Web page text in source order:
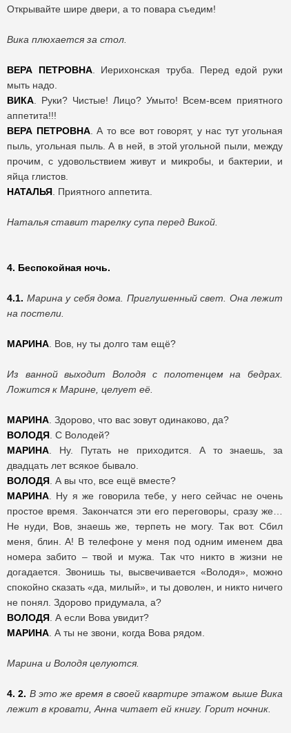
Открывайте шире двери, а то повара съедим!
Вика плюхается за стол.
ВЕРА ПЕТРОВНА. Иерихонская труба. Перед едой руки
мыть надо.
ВИКА . Руки? Чистые! Лицо? Умыто! Всем-всем приятного
аппетита!!!
ВЕРА ПЕТРОВНА. А то все вот говорят, у нас тут угольная
пыль, угольная пыль. А в ней, в этой угольной пыли, между
прочим, с удовольствием живут и микробы, и бактерии, и
яйца глистов.
НАТАЛЬЯ . Приятного аппетита.
Наталья ставит тарелку супа перед Викой.
4. Беспокойная ночь.
4.1. Марина у себя дома. Приглушенный свет. Она лежит
на постели.
МАРИНА . Вов, ну ты долго там ещё?
Из ванной выходит Володя с полотенцем на бедрах.
Ложится к Марине, целует её.
МАРИНА . Здорово, что вас зовут одинаково, да?
ВОЛОДЯ . С Володей?
МАРИНА . Ну. Путать не приходится. А то знаешь, за
двадцать лет всякое бывало.
ВОЛОДЯ . А вы что, все ещё вместе?
МАРИНА . Ну я же говорила тебе, у него сейчас не очень
простое время. Закончатся эти его переговоры, сразу же…
Не нуди, Вов, знаешь же, терпеть не могу. Так вот. Сбил
меня, блин. А! В телефоне у меня под одним именем два
номера забито – твой и мужа. Так что никто в жизни не
догадается. Звонишь ты, высвечивается «Володя», можно
спокойно сказать «да, милый», и ты доволен, и никто ничего
не понял. Здорово придумала, а?
ВОЛОДЯ . А если Вова увидит?
МАРИНА . А ты не звони, когда Вова рядом.
Марина и Володя целуются.
4. 2. В это же время в своей квартире этажом выше Вика
лежит в кровати, Анна читает ей книгу. Горит ночник.